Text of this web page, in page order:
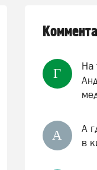
Г
На
А
А
в